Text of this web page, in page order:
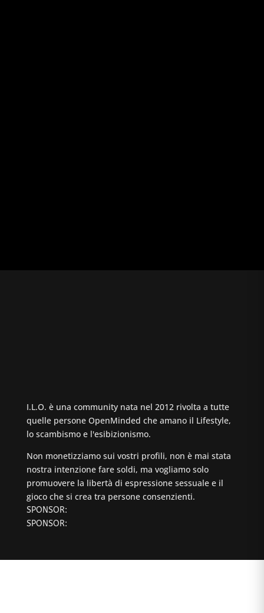
I.L.O. è una community nata nel 2012 rivolta a tutte
quelle persone OpenMinded che amano il Lifestyle,
lo scambismo e l'esibizionismo.
Non monetizziamo sui vostri profili, non è mai stata
nostra intenzione fare soldi, ma vogliamo solo
promuovere la libertà di espressione sessuale e il
gioco che si crea tra persone consenzienti.
SPONSOR:
SPONSOR: